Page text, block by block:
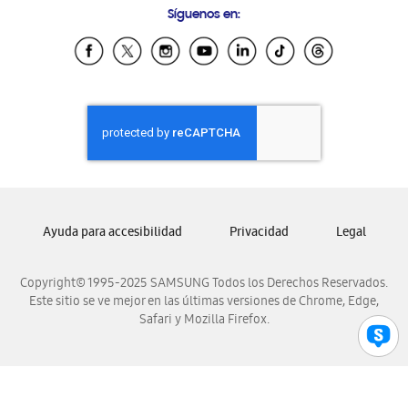
Samsung Ecuador
Samsung El Salvador
Samsung Honduras
Samsung Nicaragua
Samsung Panamá
Samsung Venezuela
Síguenos en:
Copyright© 1995-2025 SAMSUNG Todos los Derechos Reservados.
Este sitio se ve mejor en las últimas versiones de Chrome, Edge,
Safari y Mozilla Firefox.
Ayuda para accesibilidad Privacidad Legal